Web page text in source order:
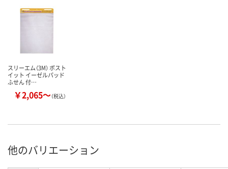
スリーエム（3M） ポスト
イット イーゼルパッド
ふせん 付…
￥2,065～（税込）
他のバリエーション